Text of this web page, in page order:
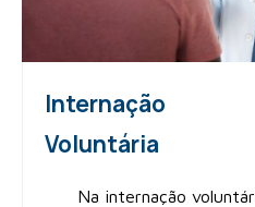
Internação
Voluntária
Na internação